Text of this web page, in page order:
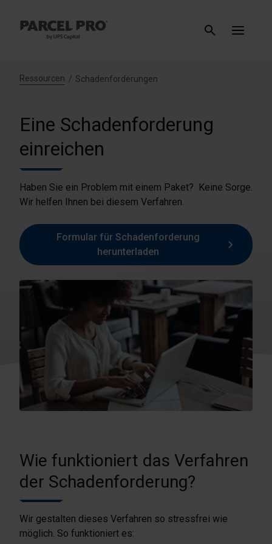
Ressourcen Schadenforderungen
Eine Schadenforderung
einreichen
Haben Sie ein Problem mit einem Paket? Keine Sorge.
Wir helfen Ihnen bei diesem Verfahren.
Formular für Schadenforderung
herunterladen
Wie funktioniert das Verfahren
der Schadenforderung?
Wir gestalten dieses Verfahren so stressfrei wie
möglich. So funktioniert es: